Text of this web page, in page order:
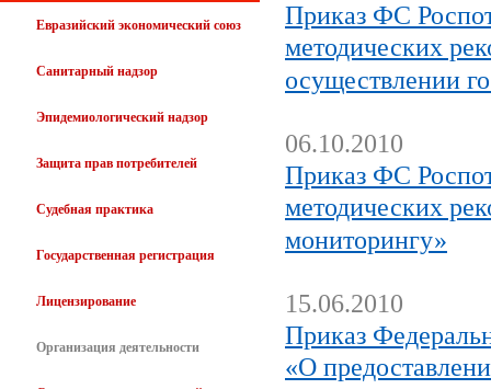
Евразийский экономический союз
Санитарный надзор
Эпидемиологический надзор
Защита прав потребителей
Судебная практика
Государственная регистрация
Лицензирование
Организация деятельности
Приказ ФС
методических
осуществлении
06.10.2010
Приказ ФС
методических
мониторингу»
15.06.2010
Приказ
«О